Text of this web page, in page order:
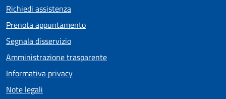
Richiedi assistenza
Prenota appuntamento
Segnala disservizio
Amministrazione trasparente
Informativa privacy
Note legali